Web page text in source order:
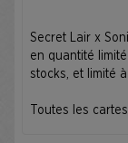
Secret Lair x
en quantité
stocks, et limité
Toutes les